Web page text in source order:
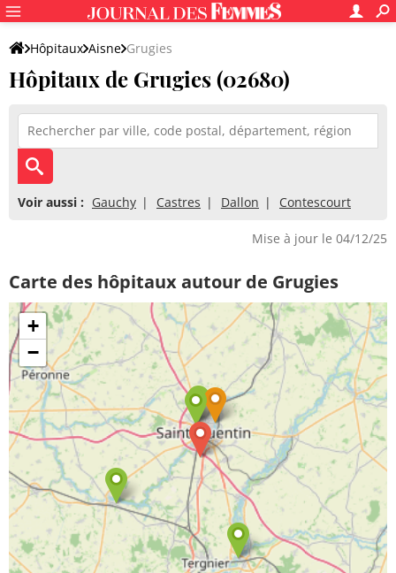
Hôpitaux Aisne Grugies
Hôpitaux de Grugies (02680)
Voir aussi : Gauchy Castres Dallon Contescourt
Mise à jour le 04/12/25
Carte des hôpitaux autour de Grugies
+
−